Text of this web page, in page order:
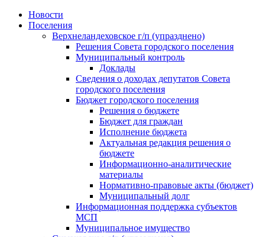
Skip
Новости
Поселения
Верхнеландеховское г/п (упразднено)
Решения Совета городского поселения
Муниципальный контроль
Доклады
Сведения о доходах депутатов Совета
городского поселения
Бюджет городского поселения
Решения о бюджете
Бюджет для граждан
Исполнение бюджета
Актуальная редакция решения о
бюджете
Информационно-аналитические
материалы
Нормативно-правовые акты (бюджет)
Муниципальный долг
Информационная поддержка субъектов
МСП
Муниципальное имущество